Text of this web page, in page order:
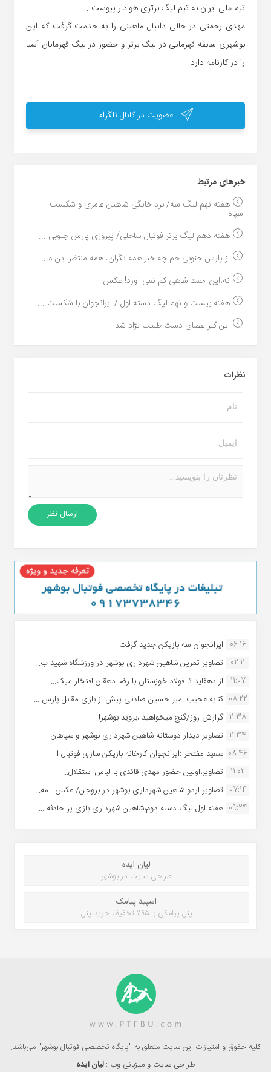
تیم ملی ایران به تیم لیگ برتری هوادار پیوست .
مهدی رحمتی در حالی دانیال ماهینی را به خدمت گرفت که این
بوشهری سابقه قهرمانی در لیگ برتر و حضور در لیگ قهرمانان آسیا
را در کارنامه دارد.
عضویت در کانال تلگرام
خبر‌های مرتبط
هفته نهم لیگ سه/ برد خانگی شاهین عامری و شکست
سپاه...
هفته دهم لیگ برتر فوتبال ساحلی/ پیروزی پارس جنوبی ...
از پارس جنوبی جم چه خبر!همه نگران، همه منتظر،این ه...
نه،این احمد شاهی کم نمی آورد! عکس...
هفته بیست و نهم لیگ دسته اول / ایرانجوان با شکست ...
این گلر عصای دست طبیب نژاد شد...
نظرات
06:16 ایرانجوان سه بازیکن جدید گرفت...
02:11
تصاویر تمرین شاهین شهردارى بوشهر در ورزشگاه شهید ب...
11:07
از دهقاید تا فولاد خوزستان با رضا دهقان:افتخار میک...
08:22 کنایه عجیب امیر حسین صادقی پیش از بازی مقابل پارس ...
11:38 گزارش روز/گنج میخواهید ،بروید بوشهر!...
11:34 تصاویر دیدار دوستانه شاهین شهردارى بوشهر و سپاهان ...
08:46 سعید مفتخر :ایرانجوان کارخانه بازیکن سازی فوتبال ا...
11:02
تصاویر،اولین حضور مهدی قائدی با لباس استقلال...
07:14 تصاویر اردو شاهین شهرداری بوشهر در بروجن/ عکس : مه...
09:24 هفته اول لیگ دسته دوم،شاهین شهرداری بازی پر حادثه ...
لیان ایده
طراحی سایت در بوشهر
اسپید پیامک
پنل پیامکی با ۹۵٪ تخفیف خرید پنل
کلیه حقوق و امتیازات این سایت متعلق به "پایگاه تخصصی فوتبال بوشهر" می‌باشد.
طراحی سایت و میزبانی وب :لیان ایده